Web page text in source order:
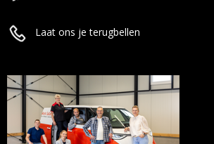
Laat ons je terugbellen